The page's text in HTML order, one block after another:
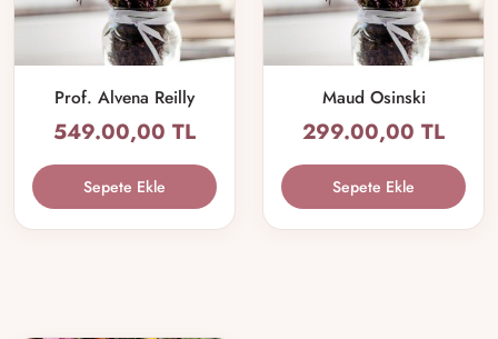
Prof. Alvena Reilly
549.00,00 TL
Sepete Ekle
Maud Osinski
299.00,00 TL
Sepete Ekle